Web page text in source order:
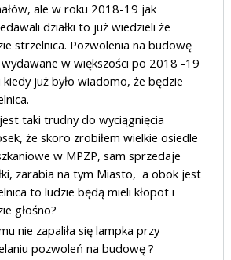
ale w roku 2018-19 jak
działki to już wiedzieli że
strzelnica. Pozwolenia na budowę
wydawane w większości po 2018 -19
kiedy już było wiadomo, że będzie
taki trudny do wyciągnięcia
że skoro zrobiłem wielkie osiedle
w MPZP, sam sprzedaje
zarabia na tym Miasto, a obok jest
to ludzie będą mieli kłopot i
głośno?
nie zapaliła się lampka przy
pozwoleń na budowę ?